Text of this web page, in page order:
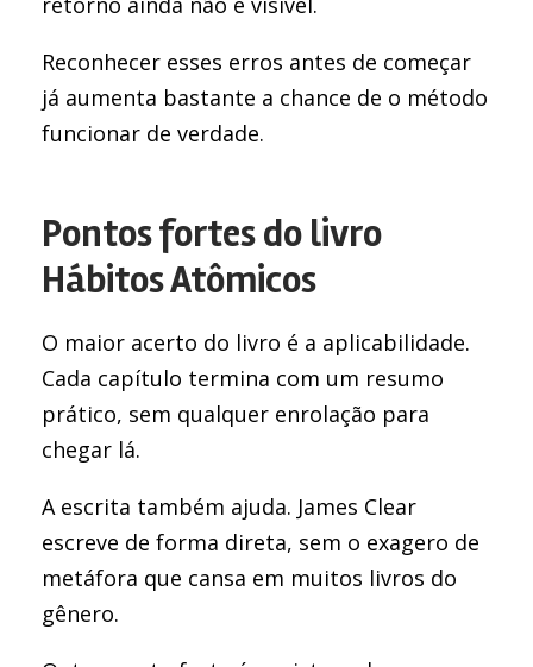
Reconhecer esses erros antes de começar
já aumenta bastante a chance de o método
funcionar de verdade.
Pontos fortes do livro
Hábitos Atômicos
O maior acerto do livro é a aplicabilidade.
Cada capítulo termina com um resumo
prático, sem qualquer enrolação para
chegar lá.
A escrita também ajuda. James Clear
escreve de forma direta, sem o exagero de
metáfora que cansa em muitos livros do
gênero.